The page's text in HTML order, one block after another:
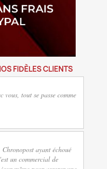
FIDÈLES CLIENTS
tout se passe comme
ayant échoué
un commercial de